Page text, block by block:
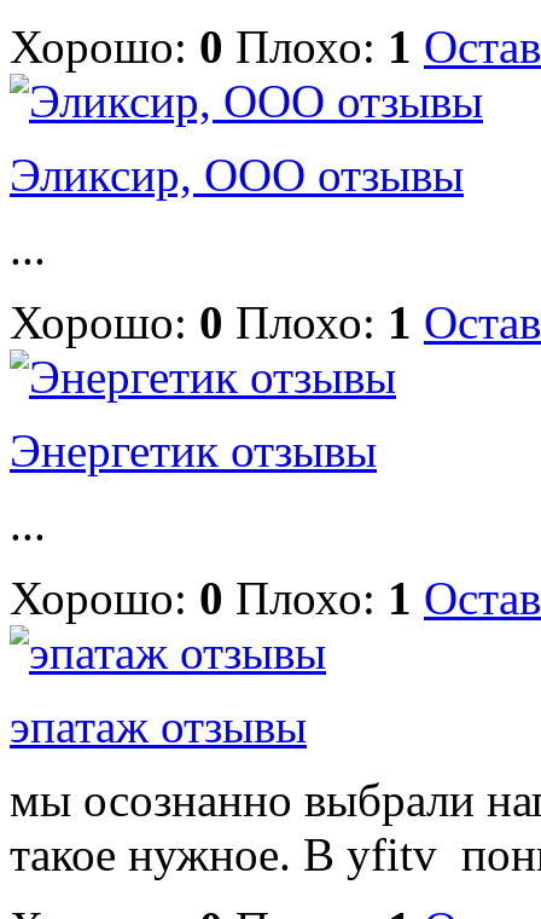
Хорошо: 0 Плохо: 1
Эликсир, ООО отзывы
...
Хорошо: 0 Плохо: 1
Энергетик отзывы
...
Хорошо: 0 Плохо: 1
эпатаж отзывы
мы осознанно выбрали
такое нужное. В yfitv